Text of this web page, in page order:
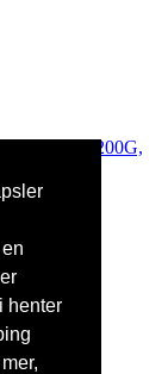
henter
L200F, 200G,